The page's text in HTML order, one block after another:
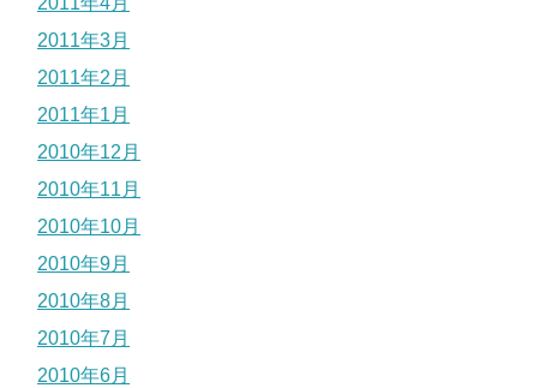
2011年3月
2011年2月
2011年1月
2010年12月
2010年11月
2010年10月
2010年9月
2010年8月
2010年7月
2010年6月